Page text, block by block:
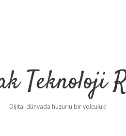
Teknoloji
Dijital dünyada huzurlu bir yolculuk!